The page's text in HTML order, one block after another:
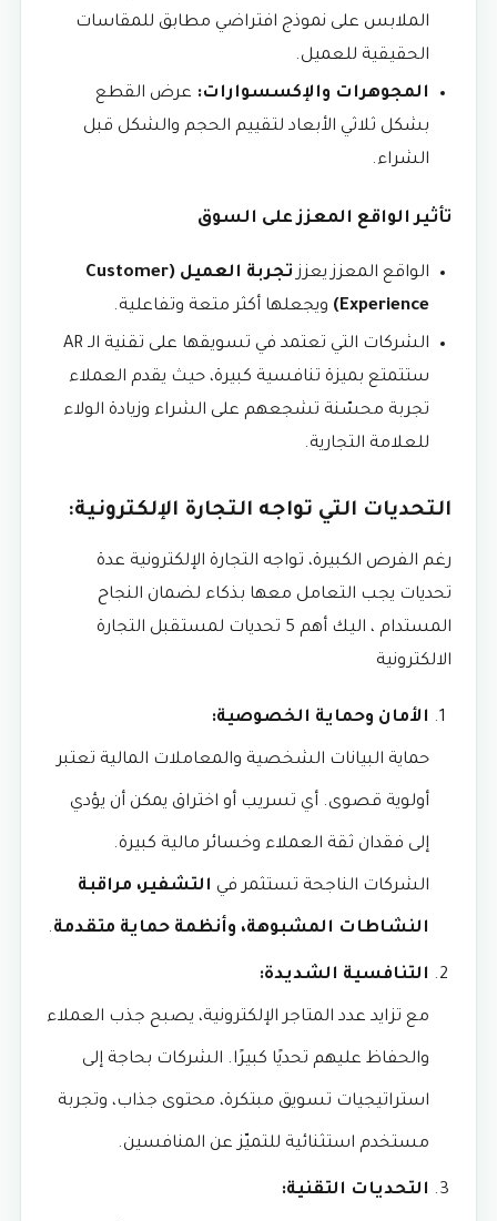
الملابس على نموذج افتراضي مطابق للمقاسات
الحقيقية للعميل.
المجوهرات والإكسسوارات: عرض القطع
بشكل ثلاثي الأبعاد لتقييم الحجم والشكل قبل
الشراء.
تأثير الواقع المعزز على السوق
الواقع المعزز يعزز
تجربة العميل (Customer
Experience)
ويجعلها أكثر متعة وتفاعلية.
الشركات التي تعتمد في تسويقها على تقنية الـ AR
ستتمتع بميزة تنافسية كبيرة، حيث يقدم العملاء
تجربة محسّنة تشجعهم على الشراء وزيادة الولاء
للعلامة التجارية.
التحديات التي تواجه التجارة الإلكترونية:
رغم الفرص الكبيرة، تواجه التجارة الإلكترونية عدة
تحديات يجب التعامل معها بذكاء لضمان النجاح
المستدام ، اليك أهم 5 تحديات لمستقبل التجارة
الالكترونية
الأمان وحماية الخصوصية:
حماية البيانات الشخصية والمعاملات المالية تعتبر
أولوية قصوى. أي تسريب أو اختراق يمكن أن يؤدي
إلى فقدان ثقة العملاء وخسائر مالية كبيرة.
الشركات الناجحة تستثمر في التشفير، مراقبة
النشاطات المشبوهة، وأنظمة حماية متقدمة.
التنافسية الشديدة:
مع تزايد عدد المتاجر الإلكترونية، يصبح جذب العملاء
والحفاظ عليهم تحديًا كبيرًا. الشركات بحاجة إلى
استراتيجيات تسويق مبتكرة، محتوى جذاب، وتجربة
مستخدم استثنائية للتميّز عن المنافسين.
التحديات التقنية: